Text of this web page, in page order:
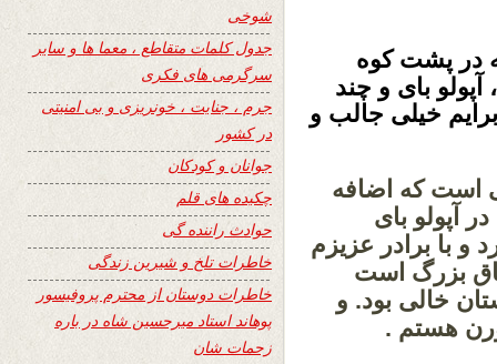
در پشت کوه
آپولو بای و چند
خیلی جالب و
است که اضافه
در آپولو بای
و با برادر عزیزم
بزرگ است
خالی بود. و
هستم .
شوخی
جدول کلمات متقاطع ، معما ها و سایر
سرگرمی های فکری
جرم ، جنایت ، خونریزی و بی امنیتی
در کشور
جوانان و کودکان
چکیده های قلم
حوادث راننده گی
خاطرات تلخ و شیرین زندگی
خاطرات دوستان از محترم پروفیسور
پوهاند استاد میرحسین شاه در باره
زحمات شان